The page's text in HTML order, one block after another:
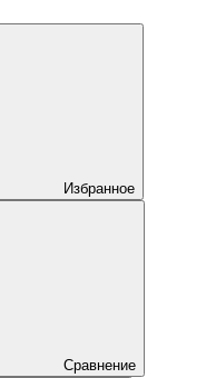
Избранное
Сравнение